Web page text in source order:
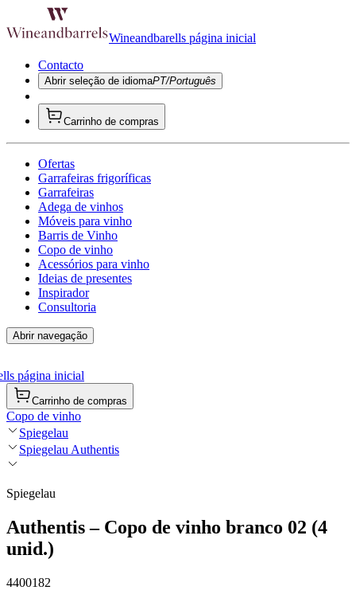
Wineandbarells página inicial
Contacto
Abrir seleção de idiomaPT/Português
Carrinho de compras
Ofertas
Garrafeiras frigoríficas
Garrafeiras
Adega de vinhos
Móveis para vinho
Barris de Vinho
Copo de vinho
Acessórios para vinho
Ideias de presentes
Inspirador
Consultoria
Abrir navegação
página inicial
Carrinho de compras
Copo de vinho
Spiegelau
Spiegelau Authentis
Spiegelau
Authentis – Copo de vinho branco 02 (4
unid.)
4400182